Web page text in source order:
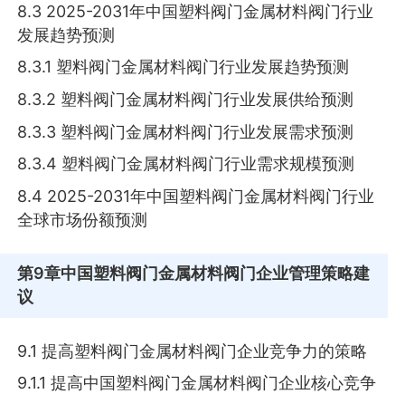
8.3 2025-2031年中国塑料阀门金属材料阀门行业
发展趋势预测
8.3.1 塑料阀门金属材料阀门行业发展趋势预测
8.3.2 塑料阀门金属材料阀门行业发展供给预测
8.3.3 塑料阀门金属材料阀门行业发展需求预测
8.3.4 塑料阀门金属材料阀门行业需求规模预测
8.4 2025-2031年中国塑料阀门金属材料阀门行业
全球市场份额预测
第9章中国塑料阀门金属材料阀门企业管理策略建
议
9.1 提高塑料阀门金属材料阀门企业竞争力的策略
9.1.1 提高中国塑料阀门金属材料阀门企业核心竞争